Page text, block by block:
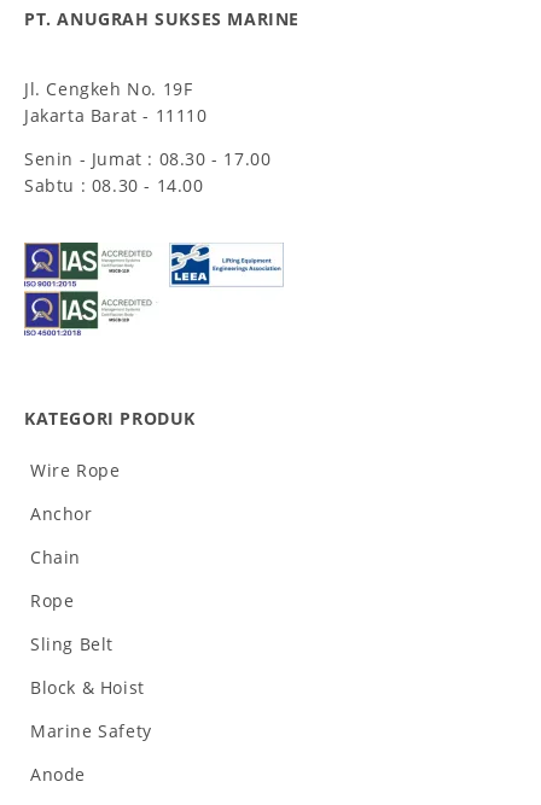
PT. ANUGRAH SUKSES MARINE
Jl. Cengkeh No. 19F
Jakarta Barat - 11110
Senin - Jumat : 08.30 - 17.00
Sabtu : 08.30 - 14.00
KATEGORI PRODUK
Wire Rope
Anchor
Chain
Rope
Sling Belt
Block & Hoist
Marine Safety
Anode